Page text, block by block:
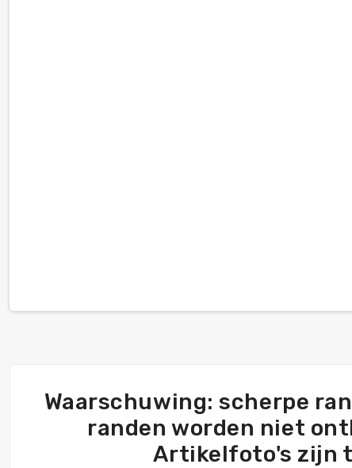
Waarschuwing: scherpe
randen worden niet
Artikelfoto's zijn